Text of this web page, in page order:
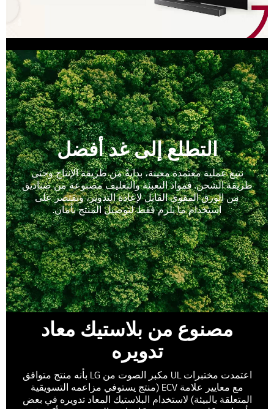
التطلع إلى غد أفضل
نتبع عملية معتمدة معينة، بدايةً من طريقة الإنتاج وحتى
طريقة الشحن. فمواد التعبئة والتغليف مصنوعة من صناديق
من الورق المقوى القابل لإعادة التدوير، ونقتصر على
استخدام ما يلزم فقط لتوصيل المنتج بأمان.
مصنوع من بلاستيك معاد
تدويره
اعتمدت مختبرات UL مكبر الصوت من LG بأنه منتج متوافق
مع معايير علامة ECV (منتج يستوفي مزاعمه التسويقية
المتعلقة بالبيئة) لاستخدام البلاستيك المعاد تدويره في بعض